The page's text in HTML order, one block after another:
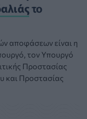
το
αποφάσεων είναι η
τον Υπουργό
Προστασίας
και Προστασίας